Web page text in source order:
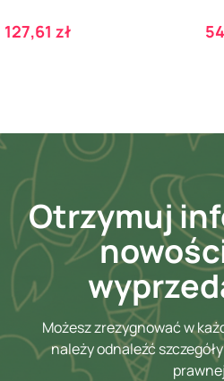
Cena
127,61 zł
Otrzymuj
Możesz zrezygnować w
należy odnaleźć